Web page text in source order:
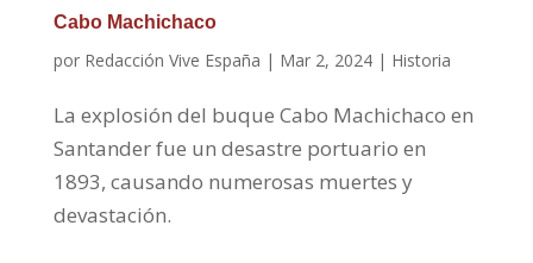
Cabo Machichaco
por Redacción Vive España | Mar 2, 2024| Historia
La explosión del buque Cabo Machichaco en
Santander fue un desastre portuario en
1893, causando numerosas muertes y
devastación.